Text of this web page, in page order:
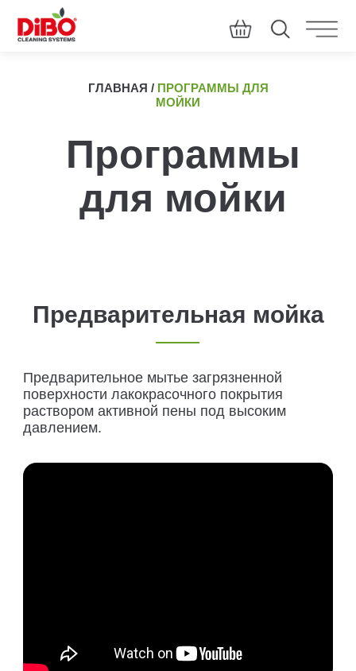
ГЛАВНАЯ / ПРОГРАММЫ ДЛЯ
МОЙКИ
Программы
для мойки
Предварительная мойка
Предварительное мытье загрязненной
поверхности лакокрасочного покрытия
раствором активной пены под высоким
давлением.